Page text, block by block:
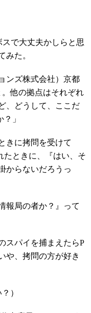
で大丈夫かしらと思
みた。
ンズ株式会社）京都
他の拠点はそれぞれ
、どうして、ここだ
」
きに拷問を受けて
たときに、『はい、そ
からないだろうっ
報局の者か？』って
スパイを捕まえたらP
や、拷問の方が好き
）